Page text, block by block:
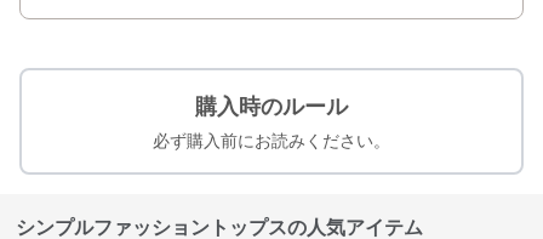
購入時のルール
必ず購入前にお読みください。
シンプルファッショントップスの人気アイテム